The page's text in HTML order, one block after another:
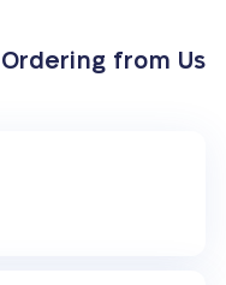
from Us